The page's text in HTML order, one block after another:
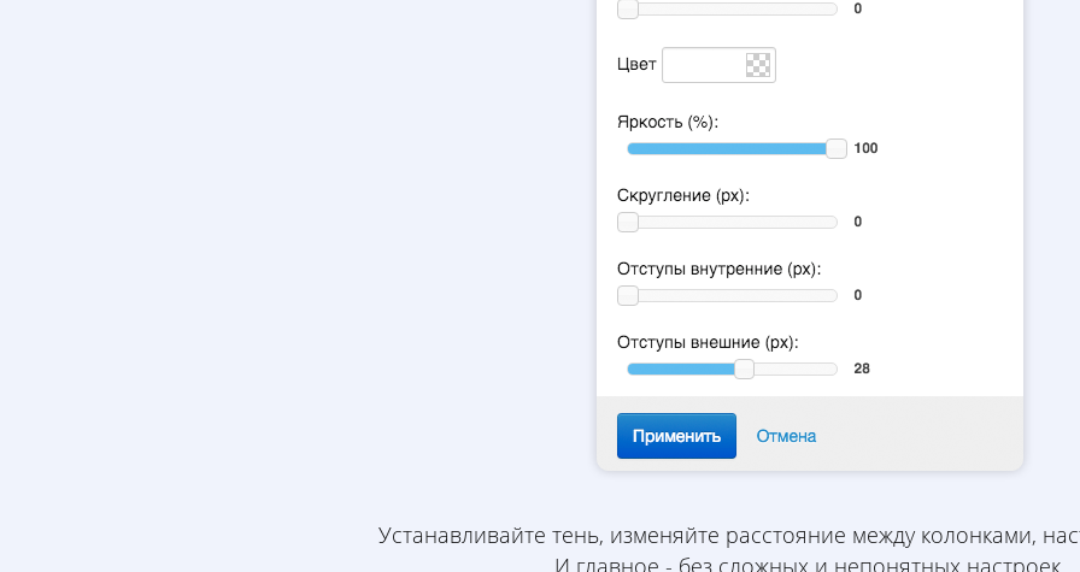
Устанавливайте тень, изменяйте расстояние между колонками,
​И главное - без сложных и непонятных настроек.